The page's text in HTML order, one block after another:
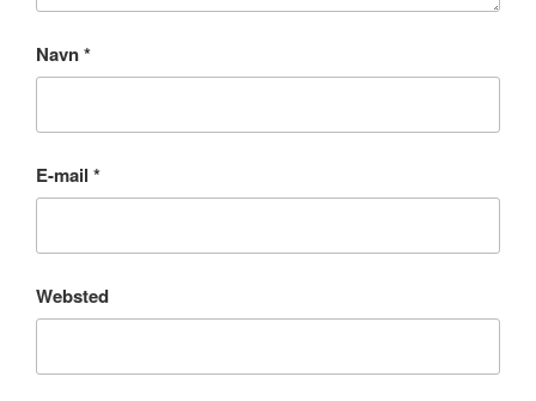
Navn*
E-mail *
Websted